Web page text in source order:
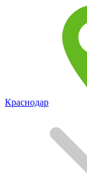
Краснодар